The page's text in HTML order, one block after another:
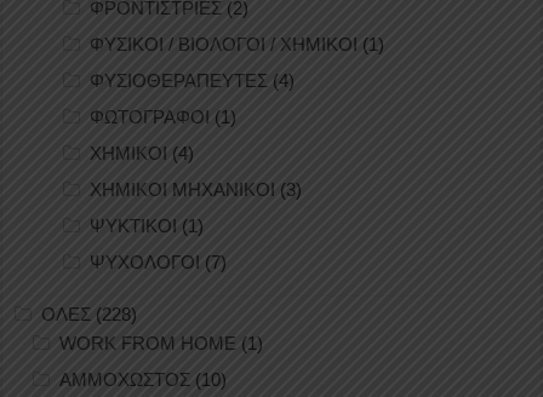
ΦΡΟΝΤΙΣΤΡΙΕΣ (2)
ΦΥΣΙΚΟΙ / ΒΙΟΛΟΓΟΙ / ΧΗΜΙΚΟΙ (1)
ΦΥΣΙΟΘΕΡΑΠΕΥΤΕΣ (4)
ΦΩΤΟΓΡΑΦΟΙ (1)
ΧΗΜΙΚΟΙ (4)
ΧΗΜΙΚΟΙ ΜΗΧΑΝΙΚΟΙ (3)
ΨΥΚΤΙΚΟΙ (1)
ΨΥΧΟΛΟΓΟΙ (7)
ΟΛΕΣ (228)
WORK FROM HOME (1)
ΑΜΜΟΧΩΣΤΟΣ (10)